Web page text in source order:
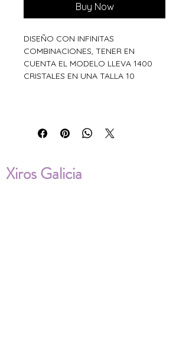
Buy Now
DISEÑO CON INFINITAS
COMBINACIONES, TENER EN
CUENTA EL MODELO LLEVA 1400
CRISTALES EN UNA TALLA 10
Xiros Galicia